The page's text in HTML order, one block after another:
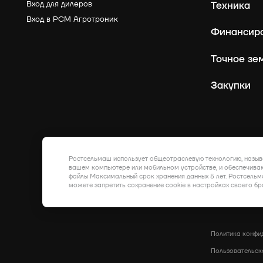
Вход для дилеров
Вход в РСМ Агротроник
Техника
Точное
Закупки
Политика
Ростсельмаш использует общеотраслевую технологию,
вашем компьютере или мобильном устройстве, и
файлы Максимальный срок хранения данных 5 лет.
можете запретить сохранение cookie в настройках своего